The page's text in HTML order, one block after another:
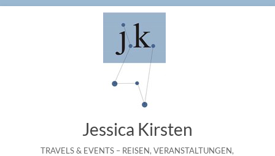
Jessica Kirsten
TRAVELS & EVENTS – REISEN, VERANSTALTUNGEN,